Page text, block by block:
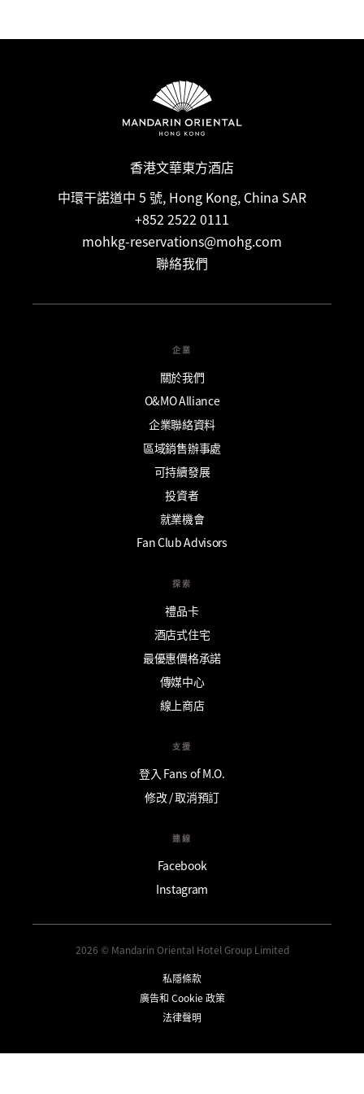
香港文華東方酒店
中環干諾道中 5 號, Hong Kong, China SAR
+852 2522 0111
mohkg-reservations@mohg.com
聯絡我們
企業
關於我們
O&MO Alliance
企業聯絡資料
區域銷售辦事處
可持續發展
投資者
就業機會
Fan Club Advisors
探索
禮品卡
酒店式住宅
最優惠價格承諾
傳媒中心
線上商店
支援
登入 Fans of M.O.
修改 / 取消預訂
連線
Facebook
Instagram
2026 © Mandarin Oriental Hotel Group Limited
私隱條款
廣告和 Cookie 政策
法律聲明